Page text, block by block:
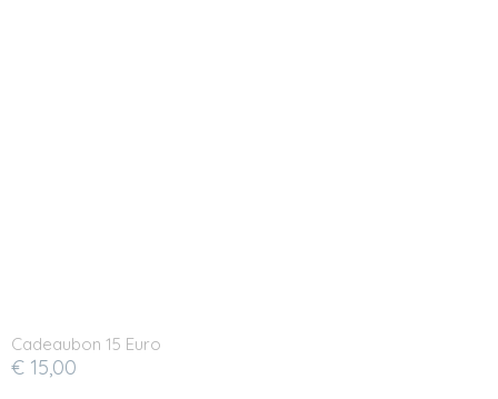
Cadeaubon 15 Euro
€ 15,00